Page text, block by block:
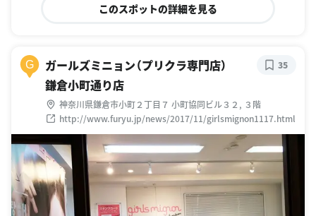
このスポットの詳細を見る
G
ガールズミニョン（プリクラ専門店）
鎌倉小町通り店
神奈川県鎌倉市小町２丁目７ 小町協同ビル３２, ３階
http://www.furyu.jp/news/2017/11/girlsmignon1117.html
35